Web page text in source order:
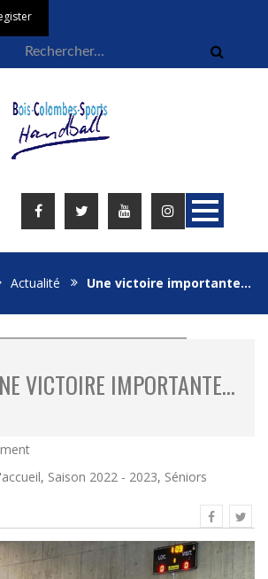
Actualité Une victoire importante…
VICTOIRE IMPORTANTE…
, Saison 2022 - 2023, Séniors